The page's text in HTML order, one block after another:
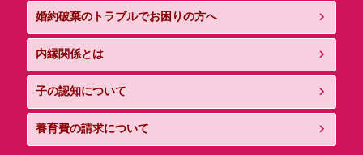
婚約破棄のトラブルでお困りの方へ
内縁関係とは
子の認知について
養育費の請求について